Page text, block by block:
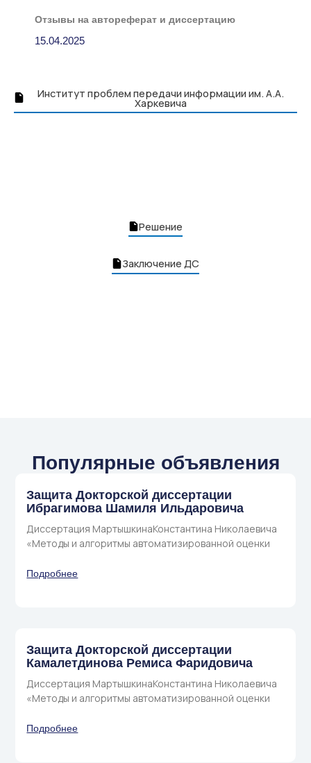
Отзывы на автореферат и диссертацию
15.04.2025
Институт проблем передачи информации им. А.А.
Харкевича
Решение
Заключение ДС
Популярные объявления
Защита Докторской диссертации
Ибрагимова Шамиля Ильдаровича
Диссертация МартышкинаКонстантина Николаевича
«Методы и алгоритмы автоматизированной оценки
Подробнее
Защита Докторской диссертации
Камалетдинова Ремиса Фаридовича
Диссертация МартышкинаКонстантина Николаевича
«Методы и алгоритмы автоматизированной оценки
Подробнее